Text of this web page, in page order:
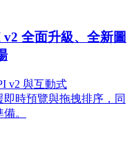
全面升級、全新圖
v2 與互動式
即時預覽與拖拽排序，同
。